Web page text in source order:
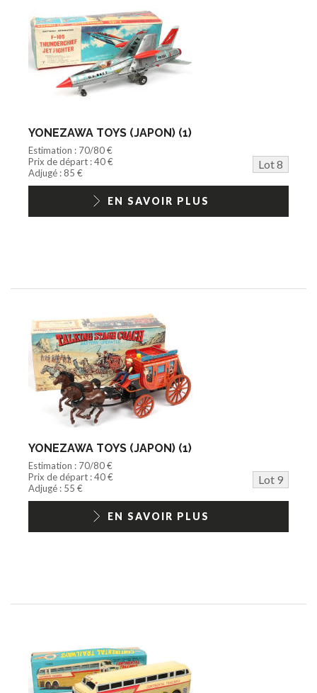
YONEZAWA TOYS (JAPON) (1)
Estimation : 70/80 €
Prix de départ : 40 €
Lot 8
Adjugé : 85 €
EN SAVOIR PLUS
YONEZAWA TOYS (JAPON) (1)
Estimation : 70/80 €
Prix de départ : 40 €
Lot 9
Adjugé : 55 €
EN SAVOIR PLUS